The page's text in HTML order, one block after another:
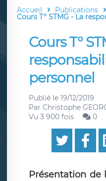
Accueil Publications
Cours T° STMG - La
Cours T°
personnel
Publié le 19/12/2019
Par Christophe
Vu 3 900 fois
0
Présentation de